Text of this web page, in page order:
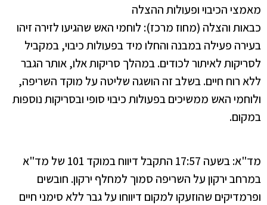
מאמצי הכיבוי ופעולות ההצלה
כבאות והצלה (מחוז מרכז): לוחמי האש שהגיעו לזירה זיהו
בעירה פעילה במבנה והחלו מיד בפעולות כיבוי, במקביל
לסריקות לאיתור לכודים. במהלך סריקות אלו, אותר הגבר
ללא רוח חיים. בשלב זה הושגה שליטה על מוקד השריפה,
ולוחמי האש ממשיכים בפעולות כיבוי סופי ובסריקות נוספות
במקום.
מד"א: בשעה 17:57 התקבל דיווח במוקד 101 של מד"א
במרחב ירקון על השריפה סמוך למחלף ירקון. חובשים
ופרמדיקים שהוזעקו למקום דיווחו על גבר ללא סימני חיים